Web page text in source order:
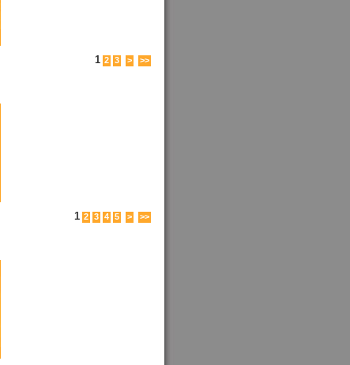
1 2 3 > >>
1 2 3 4 5 > >>